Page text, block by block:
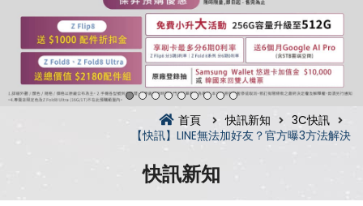
首頁 快訊新知
3C快訊
【快訊】LINE無法加好友？官方曝3方法解決
快訊新知